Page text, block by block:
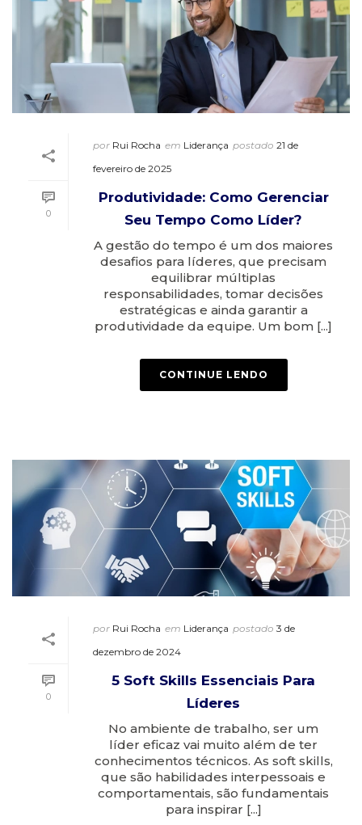
0
por Rui Rocha em Liderança postado 21 de
fevereiro de 2025
Produtividade: Como Gerenciar
Seu Tempo Como Líder?
A gestão do tempo é um dos maiores
desafios para líderes, que precisam
equilibrar múltiplas
responsabilidades, tomar decisões
estratégicas e ainda garantir a
produtividade da equipe. Um bom [...]
CONTINUE LENDO
0
por Rui Rocha em Liderança postado 3 de
dezembro de 2024
5 Soft Skills Essenciais Para
Líderes
No ambiente de trabalho, ser um
líder eficaz vai muito além de ter
conhecimentos técnicos. As soft skills,
que são habilidades interpessoais e
comportamentais, são fundamentais
para inspirar [...]